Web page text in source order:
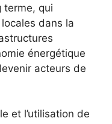
⁤terme, qui
dans la‌
énergétique
acteurs de
⁣et l’utilisation de